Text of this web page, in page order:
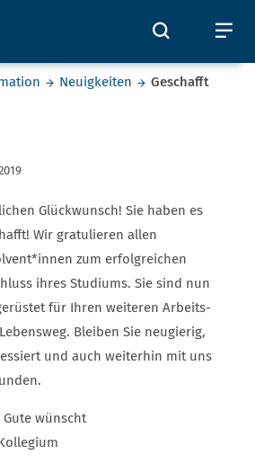
Öffnet
Neuigkeiten Geschafft
Glückwunsch! Sie haben es
Wir gratulieren allen
zum erfolgreichen
ihres Studiums. Sie sind nun
für Ihren weiteren Arbeits-
Bleiben Sie neugierig,
und auch weiterhin mit uns
Gute wünscht